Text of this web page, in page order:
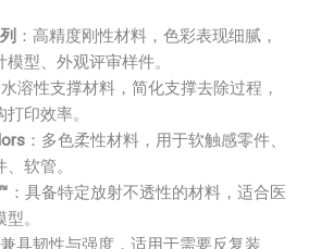
：高精度刚性材料，色彩表现细腻，
型、外观评审样件。
水溶性支撑材料，简化支撑去除过程，
印效率。
：多色柔性材料，用于软触感零件、
软管。
：具备特定放射不透性的材料，适合医
。
兼具韧性与强度，适用于需要反复装